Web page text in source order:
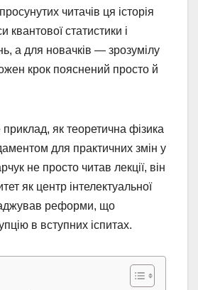
читачів ця історія
квантової статистики і
а для новачків — зрозумілу
крок пояснений просто й
як теоретична фізика
для практичних змін у
не просто читав лекції, він
як центр інтелектуальної
реформи, що
в вступних іспитах.